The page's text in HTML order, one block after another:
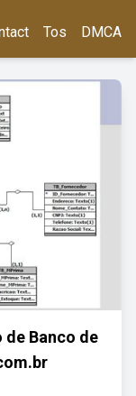
Tos DMCA
de Banco de